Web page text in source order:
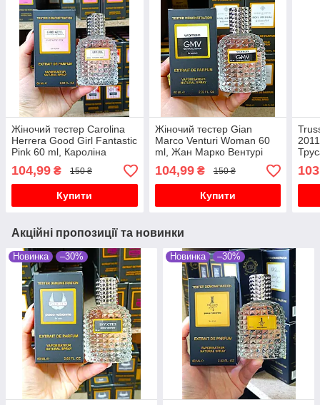
Жіночий тестер Carolina
Herrera Good Girl Fantastic
Pink 60 ml, Кароліна
Еррера Гуд Герл
Фантастик Пінк
104,99 ₴ 150 ₴
Купити
Жіночий тестер Gian
Marco Venturi Woman 60
ml, Жан Марко Вентурі
вумен
104,99₴ 150 ₴
Купити
Акційні пропозиції та новинки
Новинка –30% Новинка –30%